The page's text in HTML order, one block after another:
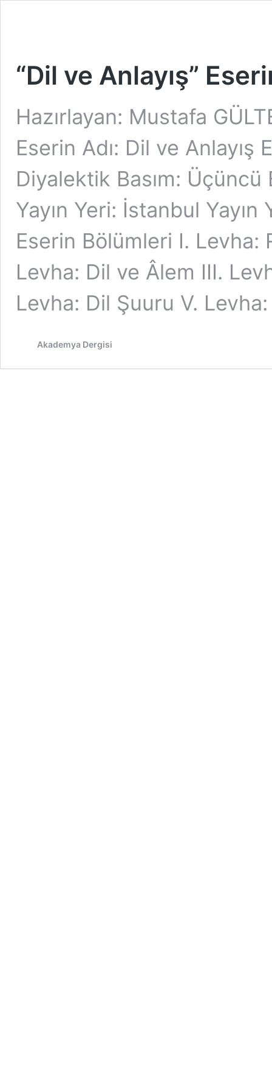
“Dil ve Anlayış”
Hazırlayan: Mustafa
Eserin Adı: Dil ve Anlayış
Diyalektik Basım: Üçüncü
Yayın Yeri: İstanbul Yayın
Eserin Bölümleri I. Levha:
Levha: Dil ve Âlem III.
Levha: Dil Şuuru V.
Akademya Dergisi